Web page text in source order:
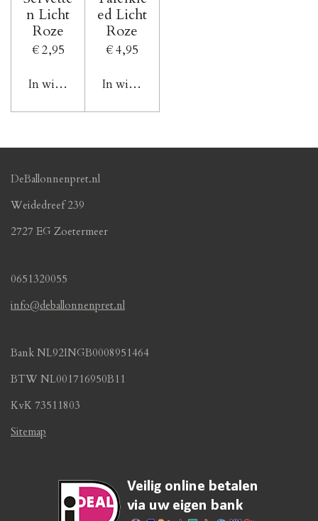
n Licht
Roze
€ 2,95
In winkelwagen
ed Licht
Roze
€ 4,95
In winkelwagen
DeBallonnenpret.nl
Weidedreef 239
2727 EG Zoetermeer
0651320055
info@deballonnenpret.nl
Bank NL92INGB0008951464
BTW NL001716950B11
KvK 73511803
Sitemap